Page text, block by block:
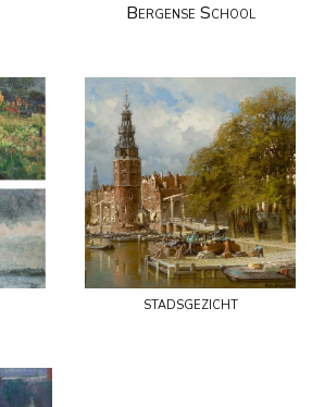
Bergense School
stadsgezicht